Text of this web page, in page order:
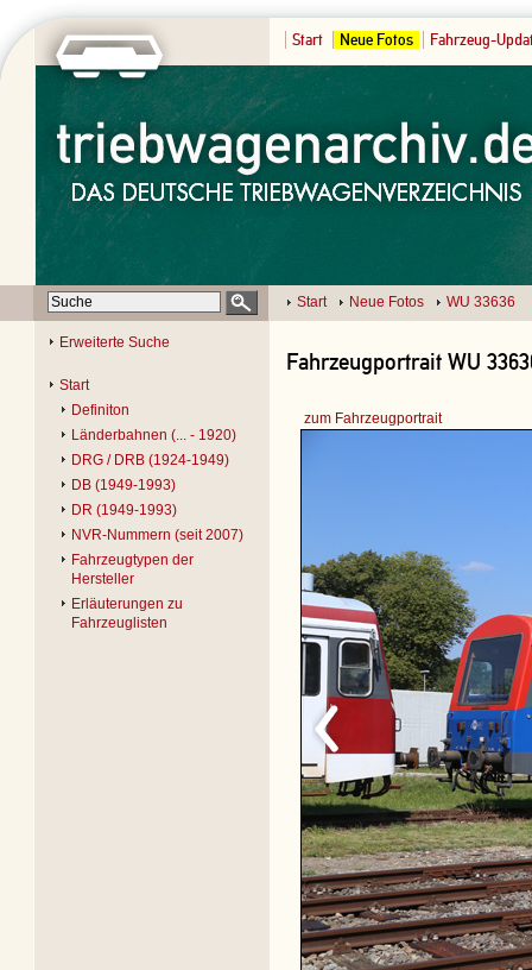
Start Neue Fotos Fahrzeug-
Start Neue Fotos WU 33636
Erweiterte Suche
Start
Definiton
Länderbahnen (... - 1920)
DRG / DRB (1924-1949)
DB (1949-1993)
DR (1949-1993)
NVR-Nummern (seit 2007)
Fahrzeugtypen der
Hersteller
Erläuterungen zu
Fahrzeuglisten
Fahrzeugportrait WU
zum Fahrzeugportrait